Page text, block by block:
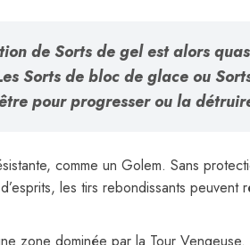
deSorts de gelest alors
Sorts de bloc de glace ou
pour progresser ou la
comme un Golem. Sans
les tirs rebondissants peuvent